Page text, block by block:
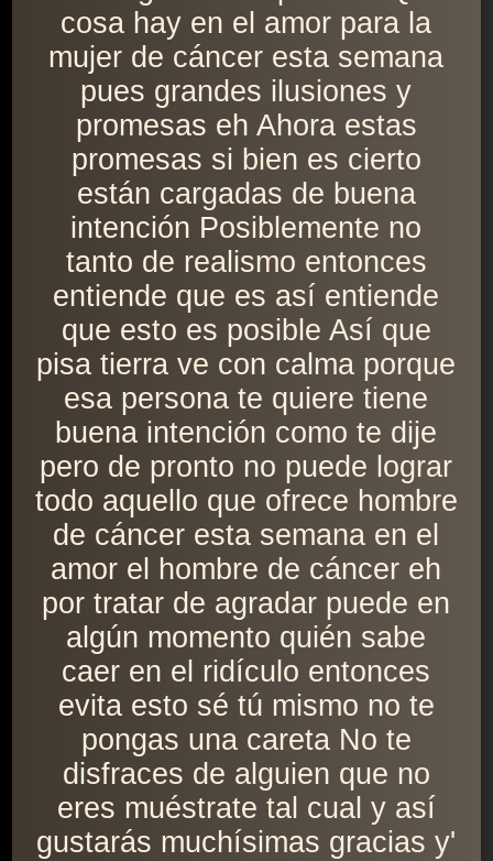
cosa hay en el amor para la
mujer de cáncer esta semana
pues grandes ilusiones y
promesas eh Ahora estas
promesas si bien es cierto
están cargadas de buena
intención Posiblemente no
tanto de realismo entonces
entiende que es así entiende
que esto es posible Así que
pisa tierra ve con calma porque
esa persona te quiere tiene
buena intención como te dije
pero de pronto no puede lograr
todo aquello que ofrece hombre
de cáncer esta semana en el
amor el hombre de cáncer eh
por tratar de agradar puede en
algún momento quién sabe
caer en el ridículo entonces
evita esto sé tú mismo no te
pongas una careta No te
disfraces de alguien que no
eres muéstrate tal cual y así
gustarás muchísimas gracias y'